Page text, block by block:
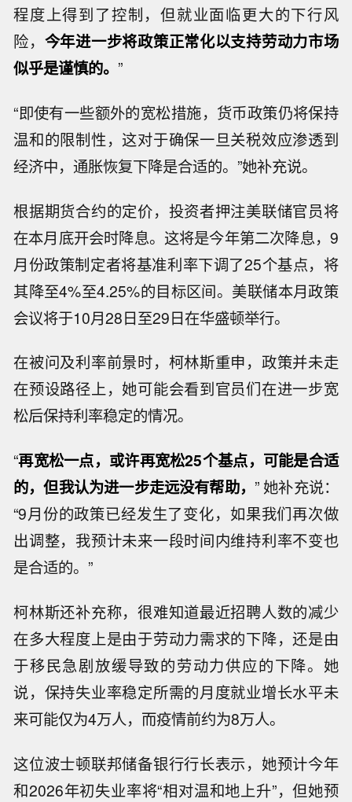
程度上得到了控制，但就业面临更大的下行风
险， 今年进一步将政策正常化以支持劳动力市场
似乎是谨慎的。 ”
“即使有一些额外的宽松措施，货币政策仍将保持
温和的限制性，这对于确保一旦关税效应渗透到
经济中，通胀恢复下降是合适的。”她补充说。
根据期货合约的定价，投资者押注美联储官员将
在本月底开会时降息。这将是今年第二次降息，9
月份政策制定者将基准利率下调了25个基点，将
其降至4%至4.25%的目标区间。美联储本月政策
会议将于10月28日至29日在华盛顿举行。
在被问及利率前景时，柯林斯重申，政策并未走
在预设路径上，她可能会看到官员们在进一步宽
松后保持利率稳定的情况。
“再宽松一点，或许再宽松25个基点，可能是合适
的，但我认为进一步走远没有帮助， ” 她补充说：
“9月份的政策已经发生了变化，如果我们再次做
出调整，我预计未来一段时间内维持利率不变也
是合适的。”
柯林斯还补充称，很难知道最近招聘人数的减少
在多大程度上是由于劳动力需求的下降，还是由
于移民急剧放缓导致的劳动力供应的下降。她
说，保持失业率稳定所需的月度就业增长水平未
来可能仅为4万人，而疫情前约为8万人。
这位波士顿联邦储备银行行长表示，她预计今年
和2026年初失业率将“相对温和地上升”，但她预